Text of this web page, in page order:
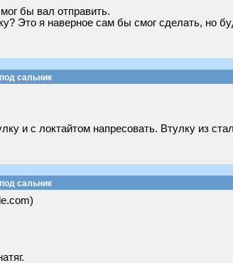
бы вал отправить.
Это я наверное сам бы смог сделать, но
сальник
и с локтайтом напресовать. Втулку из
сальник